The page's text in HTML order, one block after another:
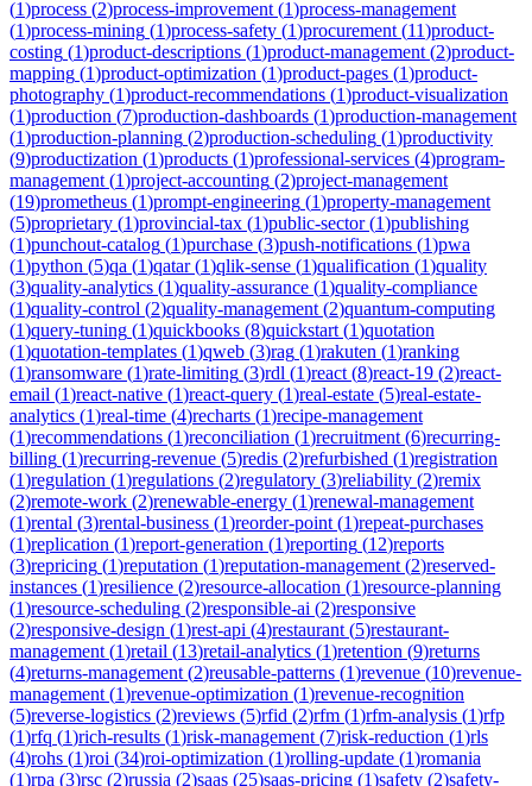
(1)process (2)process-improvement (1)process-management
(1)process-mining (1)process-safety (1)procurement (11)product-
costing (1)product-descriptions (1)product-management (2)product-
mapping (1)product-optimization (1)product-pages (1)product-
photography (1)product-recommendations (1)product-visualization
(1)production (7)production-dashboards (1)production-management
(1)production-planning (2)production-scheduling (1)productivity
(9)productization (1)products (1)professional-services (4)program-
management (1)project-accounting (2)project-management
(19)prometheus (1)prompt-engineering (1)property-management
(5)proprietary (1)provincial-tax (1)public-sector(1)publishing
(1)punchout-catalog (1)purchase (3)push-notifications (1)pwa
(1)python (5)qa (1)qatar(1)qlik-sense (1)qualification (1)quality
(3)quality-analytics (1)quality-assurance (1)quality-compliance
(1)quality-control (2)quality-management (2)quantum-computing
(1)query-tuning (1)quickbooks (8)quickstart (1)quotation
(1)quotation-templates (1)qweb (3)rag (1)rakuten (1)ranking
(1)ransomware (1)rate-limiting (3)rdl (1)react (8)react-19 (2)react-
email (1)react-native (1)react-query (1)real-estate (5)real-estate-
analytics (1)real-time (4)recharts (1)recipe-management
(1)recommendations (1)reconciliation (1)recruitment (6)recurring-
billing (1)recurring-revenue (5)redis (2)refurbished (1)registration
(1)regulation (1)regulations (2)regulatory (3)reliability (2)remix
(2)remote-work (2)renewable-energy (1)renewal-management
(1)rental (3)rental-business (1)reorder-point (1)repeat-purchases
(1)replication (1)report-generation (1)reporting (12)reports
(3)repricing (1)reputation (1)reputation-management (2)reserved-
instances (1)resilience (2)resource-allocation (1)resource-planning
(1)resource-scheduling (2)responsible-ai (2)responsive
(2)responsive-design (1)rest-api (4)restaurant (5)restaurant-
management (1)retail (13)retail-analytics (1)retention (9)returns
(4)returns-management (2)reusable-patterns (1)revenue (10)revenue-
management (1)revenue-optimization (1)revenue-recognition
(5)reverse-logistics (2)reviews (5)rfid (2)rfm (1)rfm-analysis (1)rfp
(1)rfq (1)rich-results (1)risk-management (7)risk-reduction (1)rls
(4)rohs (1)roi (34)roi-optimization (1)rolling-update (1)romania
(1)rpa (3)rsc (2)russia (2)saas (25)saas-pricing (1)safety (2)safety-